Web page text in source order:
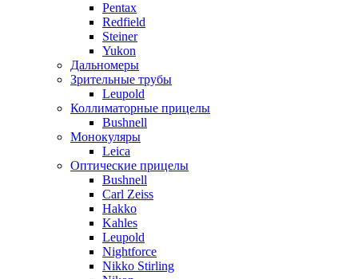
Pentax
Redfield
Steiner
Yukon
Дальномеры
Зрительные трубы
Leupold
Коллиматорные прицелы
Bushnell
Монокуляры
Leica
Оптические прицелы
Bushnell
Carl Zeiss
Hakko
Kahles
Leupold
Nightforce
Nikko Stirling